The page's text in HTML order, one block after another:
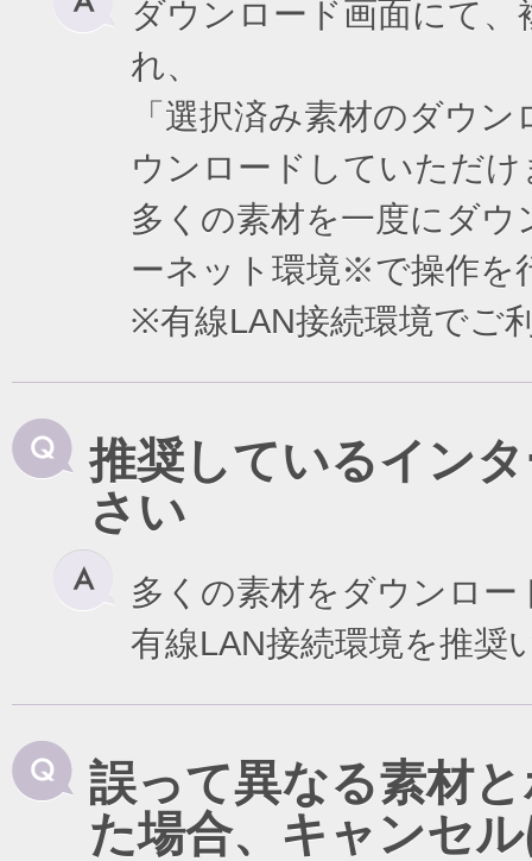
ダウンロード画面にて
れ、
「選択済み素材のダウ
ウンロードしていただけ
多くの素材を一度にダ
ーネット環境※で操作を
※有線LAN接続環境でご
推奨しているイン
さい
多くの素材をダウンロ
有線LAN接続環境を推奨
誤って異なる素材
た場合、キャンセ